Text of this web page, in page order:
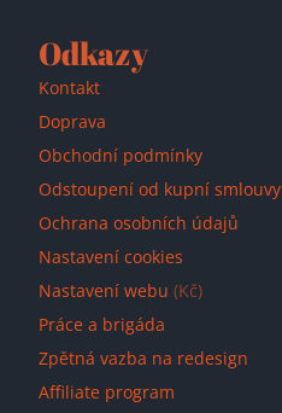
Odkazy
Kontakt
Doprava
Obchodní podmínky
Odstoupení od kupní smlouvy
Ochrana osobních údajů
Nastavení cookies
Nastavení webu (Kč)
Práce a brigáda
Zpětná vazba na redesign
Affiliate program